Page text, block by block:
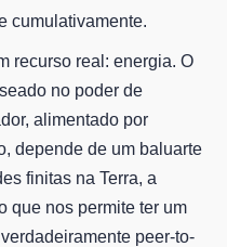
cumulativamente.
recurso real: energia. O
no poder de
alimentado por
depende de um baluarte
finitas na Terra, a
que nos permite ter um
peer-to-